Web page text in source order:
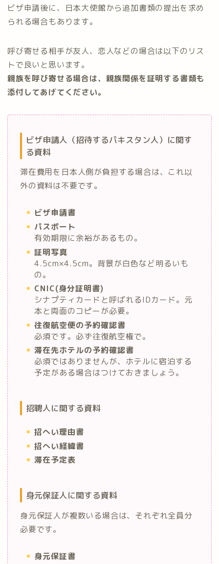
ビザ申請後に、日本大使館から追加書類の提出を求め
られる場合もあります。
呼び寄せる相手が友人、恋人などの場合は以下のリス
トで良いと思います。
親族を呼び寄せる場合は、親族関係を証明する書類も
添付してあげてください。
ビザ申請人（招待するパキスタン人）に関す
る資料
滞在費用を日本人側が負担する場合は、これ以
外の資料は不要です。
ビザ申請書
パスポート
有効期限に余裕があるもの。
証明写真
4.5cm×4.5cm。背景が白色など明るいも
の。
CNIC(身分証明書)
シナプティカードと呼ばれるIDカード。元
本と両面のコピーが必要。
往復航空便の予約確認書
必須です。必ず往復航空権で。
滞在先ホテルの予約確認書
必須ではありませんが、ホテルに宿泊する
予定がある場合はつけておきましょう。
招聘人に関する資料
招へい理由書
招へい経緯書
滞在予定表
身元保証人に関する資料
身元保証人が複数いる場合は、それぞれ全員分
必要です。
身元保証書